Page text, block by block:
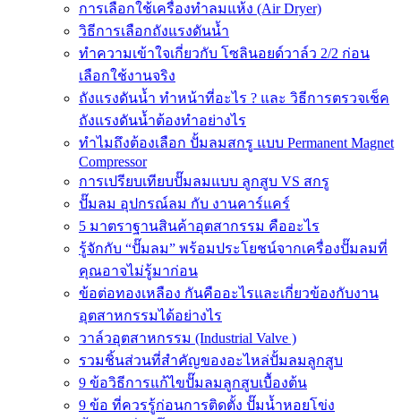
การเลือกใช้เครื่องทำลมแห้ง (Air Dryer)
วิธีการเลือกถังแรงดันน้ำ
ทำความเข้าใจเกี่ยวกับ โซลินอยด์วาล์ว 2/2 ก่อน
เลือกใช้งานจริง
ถังแรงดันน้ำ ทำหน้าที่อะไร ? และ วิธีการตรวจเช็ค
ถังแรงดันน้ำต้องทำอย่างไร
ทำไมถึงต้องเลือก ปั้มลมสกรู แบบ Permanent Magnet
Compressor
การเปรียบเทียบปั๊มลมแบบ ลูกสูบ VS สกรู
ปั๊มลม อุปกรณ์ลม กับ งานคาร์แคร์
5 มาตราฐานสินค้าอุตสากรรม คืออะไร
รู้จักกับ “ปั๊มลม” พร้อมประโยชน์จากเครื่องปั๊มลมที่
คุณอาจไม่รู้มาก่อน
ข้อต่อทองเหลือง กันคืออะไรและเกี่ยวข้องกับงาน
อุตสาหกรรมได้อย่างไร
วาล์วอุตสาหกรรม (Industrial Valve )
รวมชิ้นส่วนที่สำคัญของอะไหล่ปั้มลมลูกสูบ
9 ข้อวิธีการแก้ไขปั๊มลมลูกสูบเบื้องต้น
9 ข้อ ที่ควรรู้ก่อนการติดตั้ง ปั๊มน้ำหอยโข่ง